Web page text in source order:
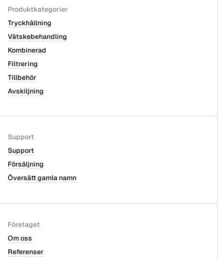
Produktkategorier
Tryckhållning
Vätskebehandling
Kombinerad
Filtrering
Tillbehör
Avskiljning
Support
Support
Försäljning
Översätt gamla namn
Företaget
Om oss
Referenser